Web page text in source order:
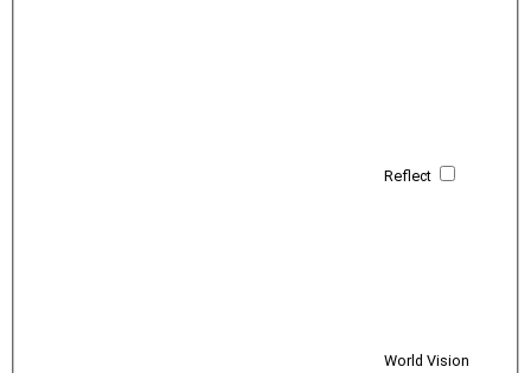
Reflect
World Vision